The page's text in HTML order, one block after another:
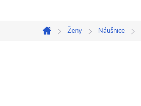
Domů
Ženy Náušnice